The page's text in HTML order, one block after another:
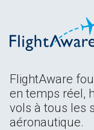
FlightAware
en temps réel,
vols à tous les
aéronautique.